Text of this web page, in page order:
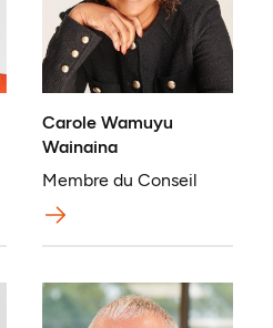
Carole Wamuyu
Wainaina
Membre du Conseil